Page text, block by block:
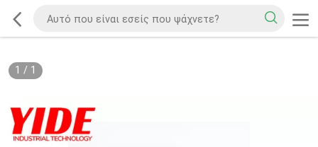
1 / 1